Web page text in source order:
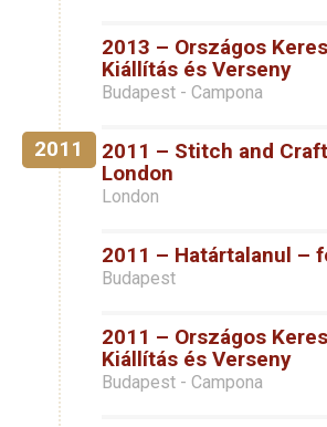
2013 – Országos
Kiállítás és Verseny
Budapest - Campona
2011
2011 – Stitch and
London
London
2011 – Határtalanul –
Budapest
2011 – Országos
Kiállítás és Verseny
Budapest - Campona